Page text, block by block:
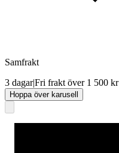
Samfrakt
3 dagar|Fri frakt över 1 500 kr
Hoppa över karusell